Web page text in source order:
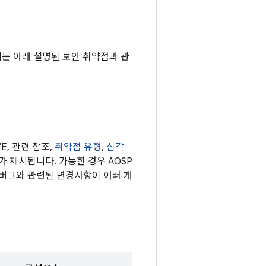
아래 설명된 보안 취약점과 관
관련 참조, 취약점 유형, 심각
제시됩니다. 가능한 경우 AOSP
그와 관련된 변경사항이 여러 개